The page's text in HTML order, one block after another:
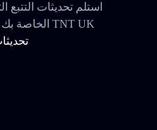
استلم تحديثات التتبع
Webhook الخاصة بك عند تغير حالة شحنة TNT UK